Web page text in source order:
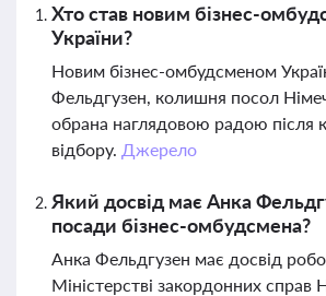
Хто став новим бізнес-
України?
Новим бізнес-омбудсменом
Фельдгузен, колишня посол
обрана наглядовою радою після
відбору. Джерело
Який досвід має Анка
посади бізнес-омбудсмена?
Анка Фельдгузен має досвід
Міністерстві закордонних справ